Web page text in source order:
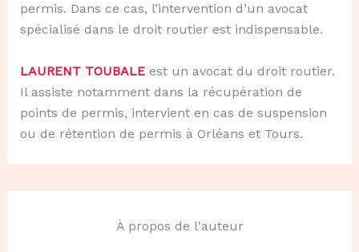
permis. Dans ce cas, l’intervention d’un avocat
spécialisé dans le droit routier est indispensable.
LAURENT TOUBALEest un avocat du droit routier.
Il assiste notamment dans la récupération de
points de permis, intervient en cas de suspension
ou de rétention de permis à Orléans et Tours.
À propos de l'auteur